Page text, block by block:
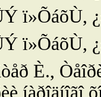
ï»ÕáõÙ,
ï»ÕáõÙ,
È.,
íàðîäíîãî